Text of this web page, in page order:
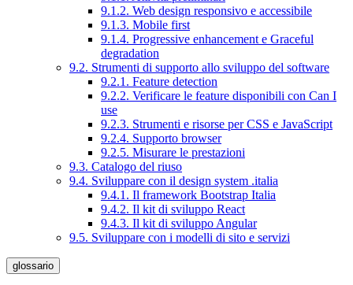
9.1.2. Web design responsivo e accessibile
9.1.3. Mobile first
9.1.4. Progressive enhancement e Graceful
degradation
9.2. Strumenti di supporto allo sviluppo del software
9.2.1. Feature detection
9.2.2. Verificare le feature disponibili con Can I
use
9.2.3. Strumenti e risorse per CSS e JavaScript
9.2.4. Supporto browser
9.2.5. Misurare le prestazioni
9.3. Catalogo del riuso
9.4. Sviluppare con il design system .italia
9.4.1. Il framework Bootstrap Italia
9.4.2. Il kit di sviluppo React
9.4.3. Il kit di sviluppo Angular
9.5. Sviluppare con i modelli di sito e servizi
glossario